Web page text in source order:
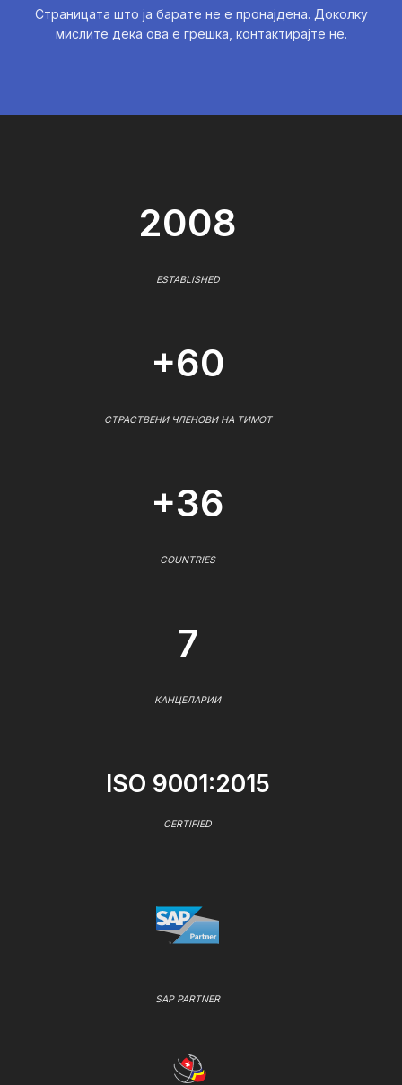
Страницата што ја барате не е пронајдена. Доколку
мислите дека ова е грешка, контактирајте не.
2008
ESTABLISHED
+60
СТРАСТВЕНИ ЧЛЕНОВИ НА ТИМОТ
+36
COUNTRIES
7
КАНЦЕЛАРИИ
ISO 9001:2015
CERTIFIED
SAP PARTNER